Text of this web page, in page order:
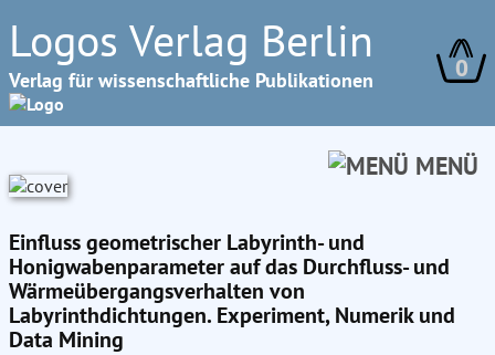
Logos Verlag Berlin
Verlag für wissenschaftliche Publikationen 0
MENÜ
Einfluss geometrischer Labyrinth- und
Honigwabenparameter auf das Durchfluss- und
Wärmeübergangsverhalten von
Labyrinthdichtungen. Experiment, Numerik und
Data Mining